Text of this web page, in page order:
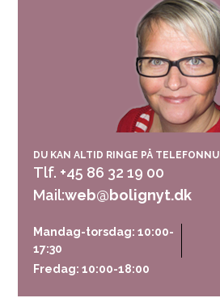
DU KAN ALTID RINGE PÅ
Tlf. +45 86 32 19 00
Mail:web@bolignyt.dk
Mandag-torsdag: 10:00-
17:30
Fredag: 10:00-18:00